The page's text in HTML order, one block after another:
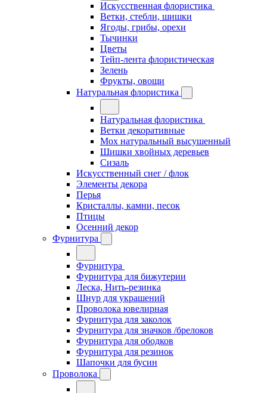
Искусственная флористика
Ветки, стебли, шишки
Ягоды, грибы, орехи
Тычинки
Цветы
Тейп-лента флористическая
Зелень
Фрукты, овощи
Натуральная флористика
Натуральная флористика
Ветки декоративные
Мох натуральный высушенный
Шишки хвойных деревьев
Сизаль
Искусственный снег / флок
Элементы декора
Перья
Кристаллы, камни, песок
Птицы
Осенний декор
Фурнитура
Фурнитура
Фурнитура для бижутерии
Леска, Нить-резинка
Шнур для украшений
Проволока ювелирная
Фурнитура для заколок
Фурнитура для значков /брелоков
Фурнитура для ободков
Фурнитура для резинок
Шапочки для бусин
Проволока